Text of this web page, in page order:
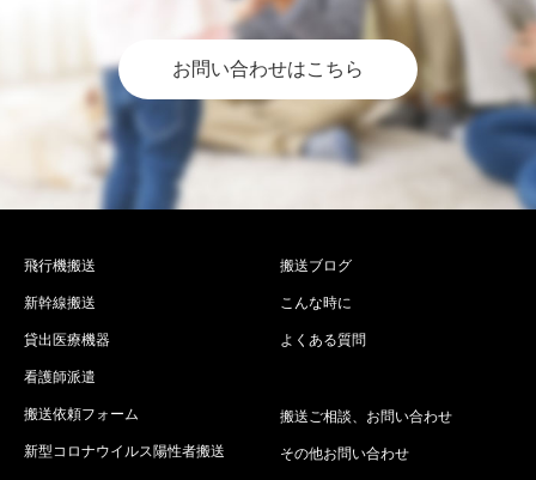
お問い合わせはこちら
飛行機搬送
新幹線搬送
貸出医療機器
看護師派遣
搬送依頼フォーム
新型コロナウイルス陽性者搬送
搬送ブログ
こんな時に
よくある質問
搬送ご相談、お問い合わせ
その他お問い合わせ